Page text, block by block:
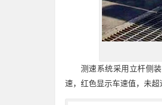
测速系统采用立杆侧
速，红色显示车速值，未超